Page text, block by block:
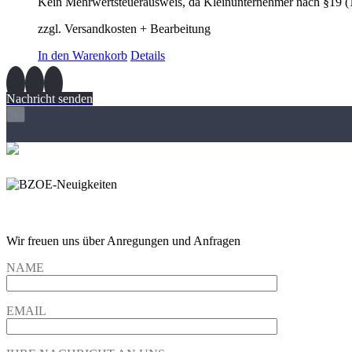
zzgl. Versandkosten + Bearbeitung
In den Warenkorb Details
Nachricht senden
Wir freuen uns über Anregungen und Anfragen
NAME
EMAIL